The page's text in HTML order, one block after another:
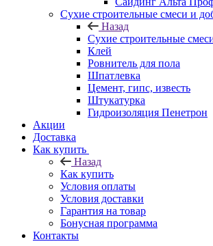
Сухие строительные смеси и
Назад
Сухие строительные
Клей
Ровнитель для пола
Шпатлевка
Цемент, гипс, известь
Штукатурка
Гидроизоляция Пенетрон
Акции
Доставка
Как купить
Назад
Как купить
Условия оплаты
Условия доставки
Гарантия на товар
Бонусная программа
Контакты